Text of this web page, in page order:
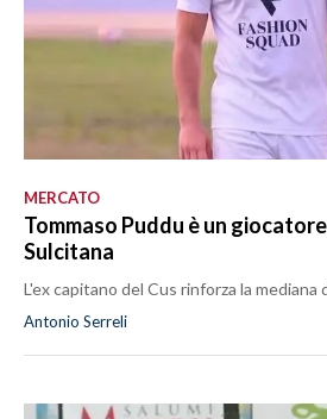
MERCATO
Tommaso Puddu è un
Sulcitana
L'ex capitano del Cus rinforza la mediana
Antonio Serreli